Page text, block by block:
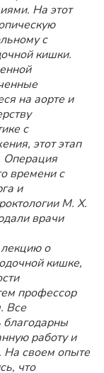
На этот
с
кишки.
на аорте и
с
этот этап
Операция
времени с
и
М. Х.
врачи
о
кишке,
профессор
Все
благодарны
работу и
На своем опыте
что